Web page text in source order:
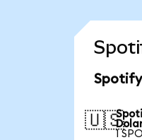
Spotify
🇺🇸
1